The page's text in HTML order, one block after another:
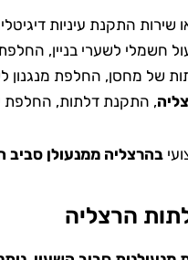
שירות התקנת עיניות
חשמלי לשערי בניין,
של מחסן, החלפת מנגנון
, התקנת דלתות, החלפת
בהרצליה ממנעולן סביב
הרצליה